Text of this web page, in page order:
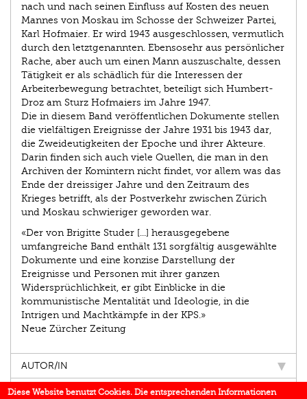
nach und nach seinen Einfluss auf Kosten des neuen
Mannes von Moskau im Schosse der Schweizer Partei,
Karl Hofmaier. Er wird 1943 ausgeschlossen, vermutlich
durch den letztgenannten. Ebensosehr aus persönlicher
Rache, aber auch um einen Mann auszuschalte, dessen
Tätigkeit er als schädlich für die Interessen der
Arbeiterbewegung betrachtet, beteiligt sich Humbert-
Droz am Sturz Hofmaiers im Jahre 1947.
Die in diesem Band veröffentlichen Dokumente stellen
die vielfältigen Ereignisse der Jahre 1931 bis 1943 dar,
die Zweideutigkeiten der Epoche und ihrer Akteure.
Darin finden sich auch viele Quellen, die man in den
Archiven der Komintern nicht findet, vor allem was das
Ende der dreissiger Jahre und den Zeitraum des
Krieges betrifft, als der Postverkehr zwischen Zürich
und Moskau schwieriger geworden war.
«Der von Brigitte Studer [...] herausgegebene
umfangreiche Band enthält 131 sorgfältig ausgewählte
Dokumente und eine konzise Darstellung der
Ereignisse und Personen mit ihrer ganzen
Widersprüchlichkeit, er gibt Einblicke in die
kommunistische Mentalität und Ideologie, in die
Intrigen und Machtkämpfe in der KPS.»
Neue Zürcher Zeitung
AUTOR/IN
IN DEN MEDIEN
Diese Website benutzt Cookies. Die entsprechenden Informationen